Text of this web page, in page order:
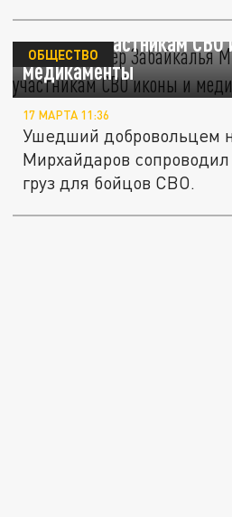
Вице-премьер
передал участникам СВО
медикаменты
ОБЩЕСТВО
17 МАРТА 11:36
Ушедший добровольцем
Мирхайдаров
груз для бойцов СВО.